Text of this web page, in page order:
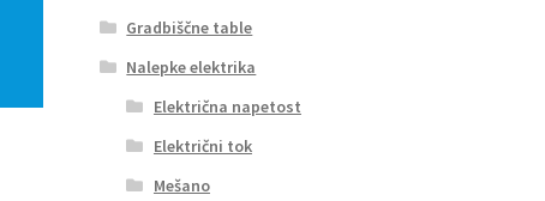
Gradbiščne table
Nalepke elektrika
Električna napetost
Električni tok
Mešano